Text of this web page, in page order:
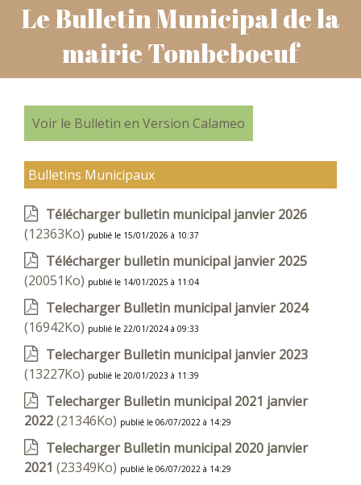
Le Bulletin Municipal de la
mairie Tombeboeuf
Voir le Bulletin en Version Calameo
Bulletins Municipaux
Télécharger bulletin municipal janvier 2026
(12363Ko) publié le 15/01/2026 à 10:37
Télécharger bulletin municipal janvier 2025
(20051Ko) publié le 14/01/2025 à 11:04
Telecharger Bulletin municipal janvier 2024
(16942Ko) publié le 22/01/2024 à 09:33
Telecharger Bulletin municipal janvier 2023
(13227Ko) publié le 20/01/2023 à 11:39
Telecharger Bulletin municipal 2021 janvier
2022(21346Ko) publié le 06/07/2022 à 14:29
Telecharger Bulletin municipal 2020 janvier
2021 (23349Ko) publié le 06/07/2022 à 14:29